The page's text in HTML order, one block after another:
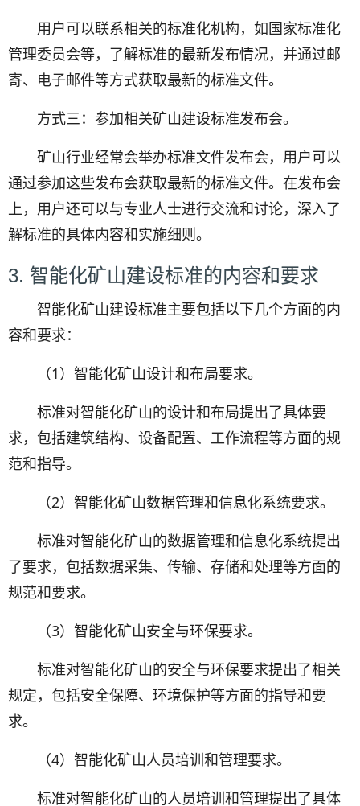
用户可以联系相关的标准化机构，如国家标准化
管理委员会等，了解标准的最新发布情况，并通过邮
寄、电子邮件等方式获取最新的标准文件。
方式三：参加相关矿山建设标准发布会。
矿山行业经常会举办标准文件发布会，用户可以
通过参加这些发布会获取最新的标准文件。在发布会
上，用户还可以与专业人士进行交流和讨论，深入了
解标准的具体内容和实施细则。
3. 智能化矿山建设标准的内容和要求
智能化矿山建设标准主要包括以下几个方面的内
容和要求：
（1）智能化矿山设计和布局要求。
标准对智能化矿山的设计和布局提出了具体要
求，包括建筑结构、设备配置、工作流程等方面的规
范和指导。
（2）智能化矿山数据管理和信息化系统要求。
标准对智能化矿山的数据管理和信息化系统提出
了要求，包括数据采集、传输、存储和处理等方面的
规范和要求。
（3）智能化矿山安全与环保要求。
标准对智能化矿山的安全与环保要求提出了相关
规定，包括安全保障、环境保护等方面的指导和要
求。
（4）智能化矿山人员培训和管理要求。
标准对智能化矿山的人员培训和管理提出了具体